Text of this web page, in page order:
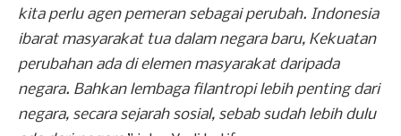
kita perlu agen pemeran sebagai perubah. Indonesia
ibarat masyarakat tua dalam negara baru, Kekuatan
perubahan ada di elemen masyarakat daripada
negara. Bahkan lembaga filantropi lebih penting dari
negara, secara sejarah sosial, sebab sudah lebih dulu